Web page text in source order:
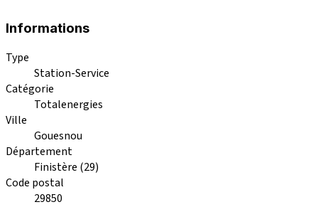
Informations
Type
Station-Service
Catégorie
Totalenergies
Ville
Gouesnou
Département
Finistère (29)
Code postal
29850